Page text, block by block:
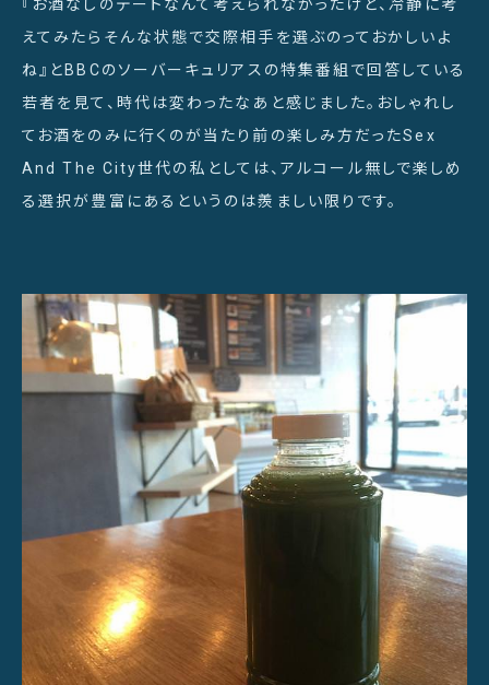
『お酒なしのデートなんて考えられなかったけど、冷静に考
えてみたらそんな状態で交際相手を選ぶのっておかしいよ
ね』とBBCのソーバーキュリアスの特集番組で回答している
若者を見て、時代は変わったなあと感じました。おしゃれし
てお酒をのみに行くのが当たり前の楽しみ方だったSex
And The City世代の私としては、アルコール無しで楽しめ
る選択が豊富にあるというのは羨ましい限りです。